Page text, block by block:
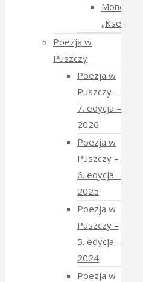
Monodram
„Ksenia”
Poezja w
Puszczy
Poezja w
Puszczy –
7. edycja –
2026
Poezja w
Puszczy –
6. edycja –
2025
Poezja w
Puszczy –
5. edycja –
2024
Poezja w